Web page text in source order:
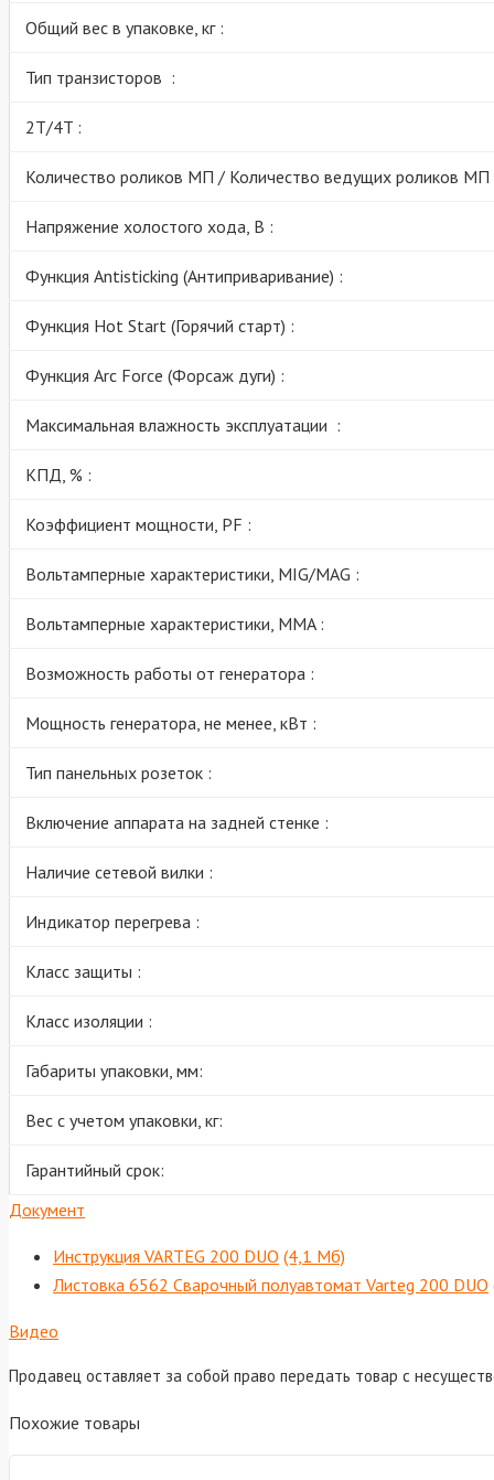
Общий вес в упаковке, кг :
Тип транзисторов :
2Т/4T :
Количество роликов МП / Количество ведущих роликов МП
Напряжение холостого хода, В :
Функция Antisticking (Антиприваривание) :
Функция Hot Start (Горячий старт) :
Функция Arc Force (Форсаж дуги) :
Максимальная влажность эксплуатации :
КПД, % :
Коэффициент мощности, PF :
Вольтамперные характеристики, MIG/MAG :
Вольтамперные характеристики, MMA :
Возможность работы от генератора :
Мощность генератора, не менее, кВт :
Тип панельных розеток :
Включение аппарата на задней стенке :
Наличие сетевой вилки :
Индикатор перегрева :
Класс защиты :
Класс изоляции :
Габариты упаковки, мм:
Вес с учетом упаковки, кг:
Гарантийный срок:
Документ
Инструкция VARTEG 200 DUO (4,1 Мб)
Листовка 6562 Сварочный полуавтомат Varteg 200 DUO
Видео
Продавец оставляет за собой право передать товар с
Похожие товары